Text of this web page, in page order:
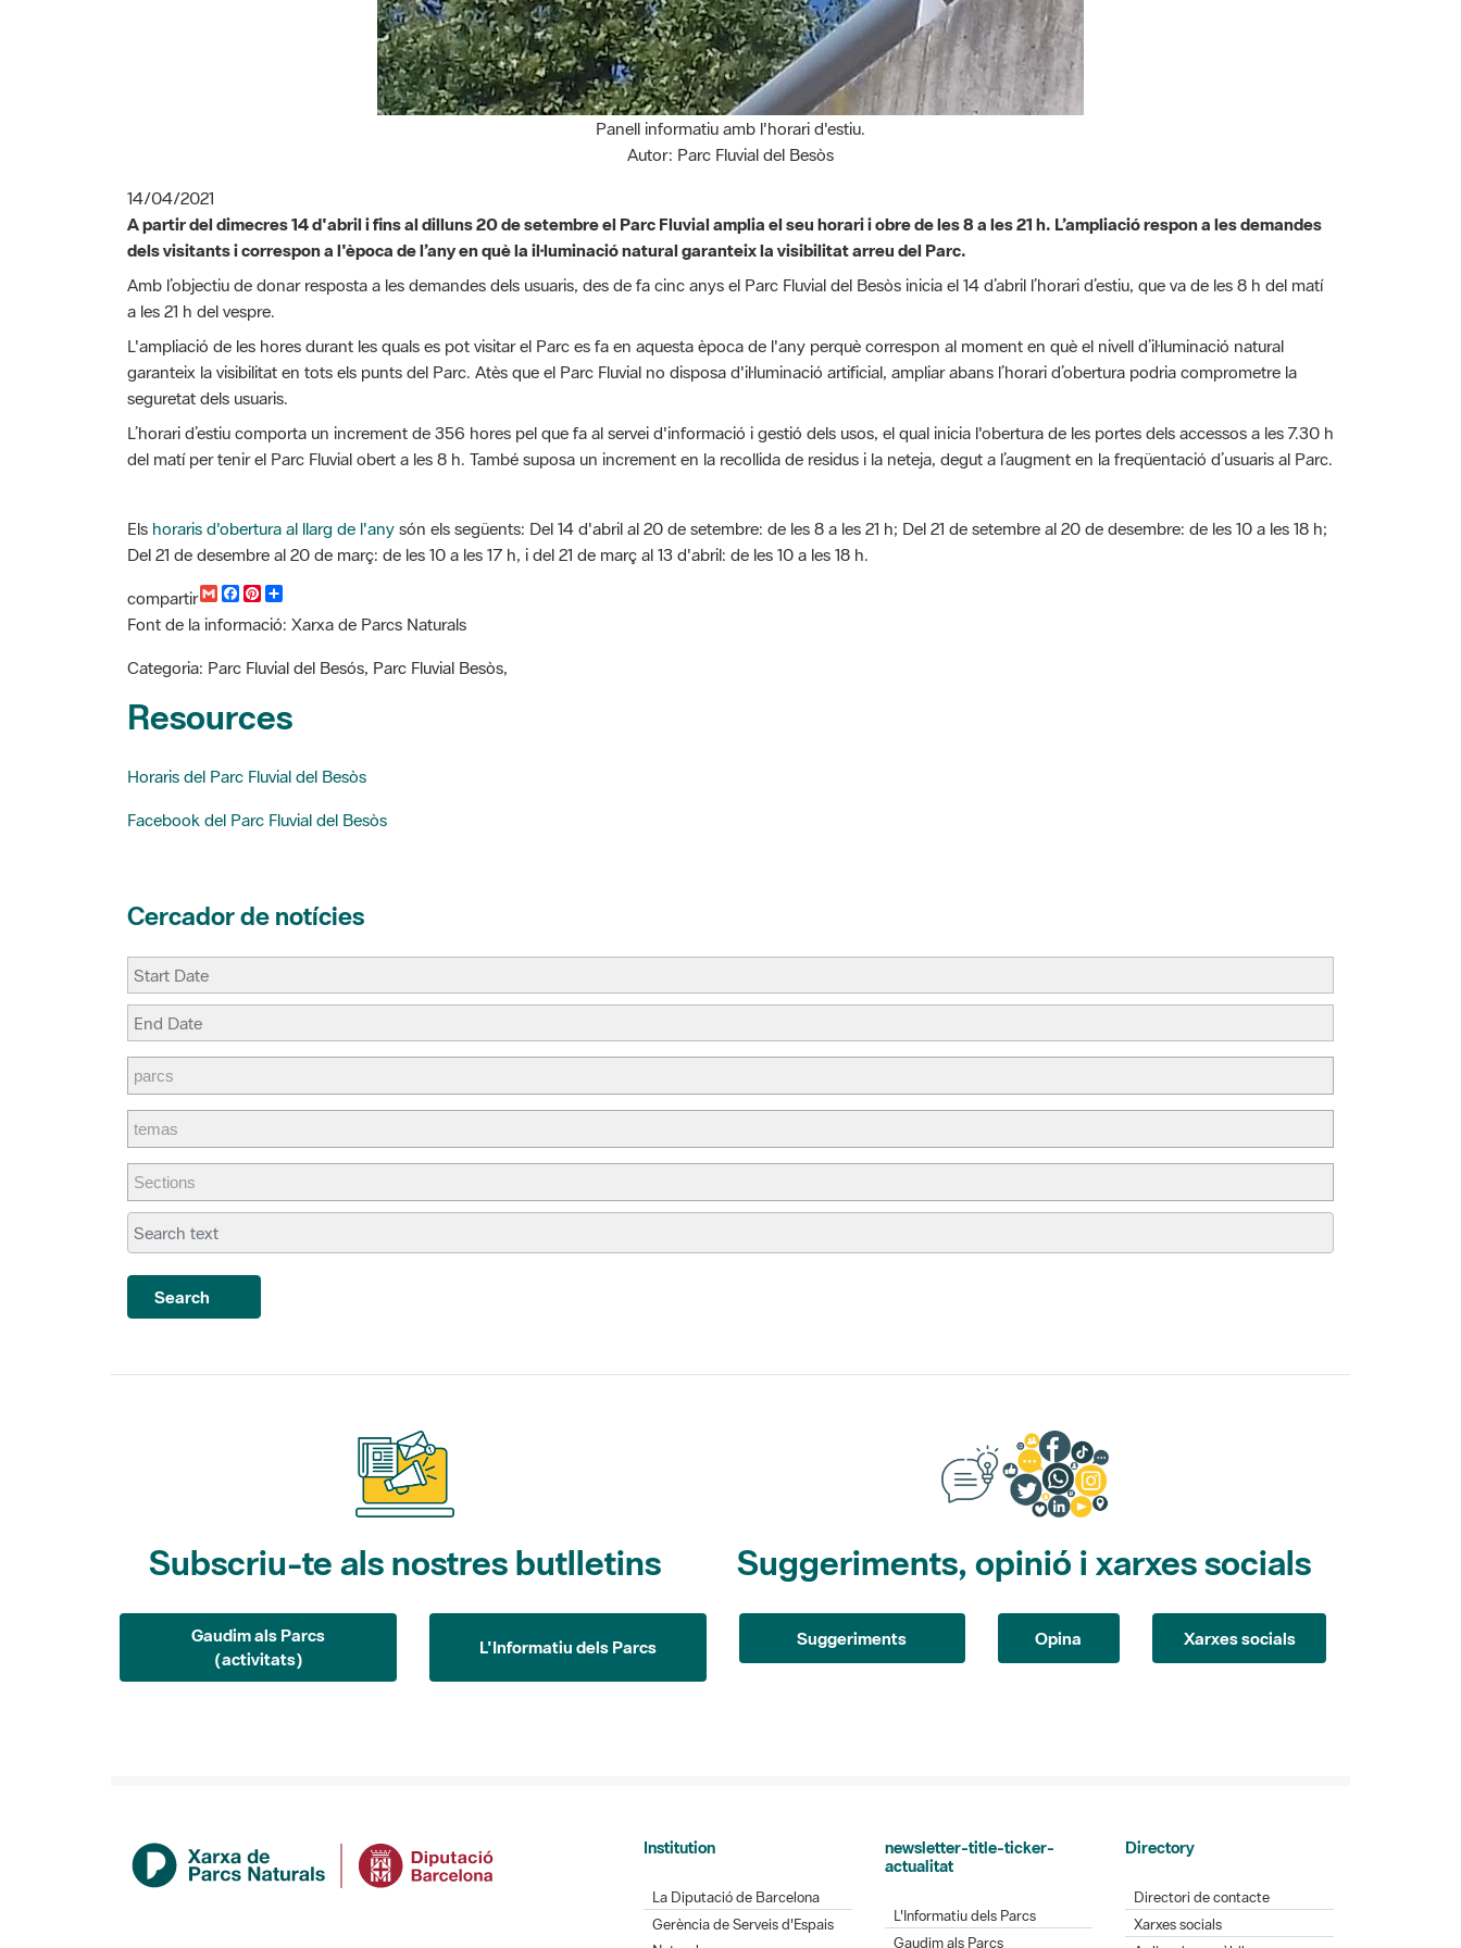
Panell informatiu amb l'horari d'estiu.
Autor: Parc Fluvial del Besòs
14/04/2021
A partir del dimecres 14 d'abril i fins al dilluns 20 de setembre el Parc Fluvial amplia el seu horari i obre de les 8 a les 21 h. L’ampliació respon a les demandes
dels visitants i correspon a l'època de l’any en què la il·luminació natural garanteix la visibilitat arreu del Parc.
Amb l’objectiu de donar resposta a les demandes dels usuaris, des de fa cinc anys el Parc Fluvial del Besòs inicia el 14 d’abril l’horari d’estiu, que va de les 8 h del matí
a les 21 h del vespre.
L'ampliació de les hores durant les quals es pot visitar el Parc es fa en aquesta època de l'any perquè correspon al moment en què el nivell d’il·luminació natural
garanteix la visibilitat en tots els punts del Parc. Atès que el Parc Fluvial no disposa d'il·luminació artificial, ampliar abans l’horari d’obertura podria comprometre la
seguretat dels usuaris.
L’horari d’estiu comporta un increment de 356 hores pel que fa al servei d'informació i gestió dels usos, el qual inicia l'obertura de les portes dels accessos a les 7.30 h
del matí per tenir el Parc Fluvial obert a les 8 h. També suposa un increment en la recollida de residus i la neteja, degut a l’augment en la freqüentació d’usuaris al Parc.
Els horaris d'obertura al llarg de l'any són els següents: Del 14 d'abril al 20 de setembre: de les 8 a les 21 h; Del 21 de setembre al 20 de desembre: de les 10 a les 18 h;
Del 21 de desembre al 20 de març: de les 10 a les 17 h, i del 21 de març al 13 d'abril: de les 10 a les 18 h.​​​​​​​
compartir
G
a
l
F
c
b
o
k
P
n
e
r
s
t
m
a
r
i
r
Font de la informació: Xarxa de Parcs Naturals
Categoria: Parc Fluvial del Besós, Parc Fluvial Besòs,
Resources
Horaris del Parc Fluvial del Besòs
Facebook del Parc Fluvial del Besòs
Cercador de notícies
Search
Subscriu-te als nostres butlletins
Gaudim als Parcs
(activitats)
L'Informatiu dels Parcs
Suggeriments, opinió i xarxes socials
Suggeriments Opina Xarxes socials
Institution
La Diputació de Barcelona
Gerència de Serveis d'Espais
newsletter-title-ticker-
actualitat
L'Informatiu dels Parcs
Gaudim als Parcs
Directory
Directori de contacte
Xarxes socials